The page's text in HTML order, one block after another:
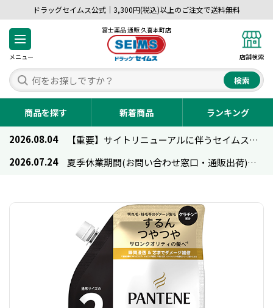
ドラッグセイムス公式｜3,300円(税込)以上のご注文で送料無料
メニュー
富士薬品 通販 久喜本町店
店舗検索
検索
商品を探す 新着商品 ランキング
2026.08.04
【重要】サイトリニューアルに伴うセイムス通販のご利用について
2026.07.24
夏季休業期間(お問い合わせ窓口・通販出荷)のお知らせ